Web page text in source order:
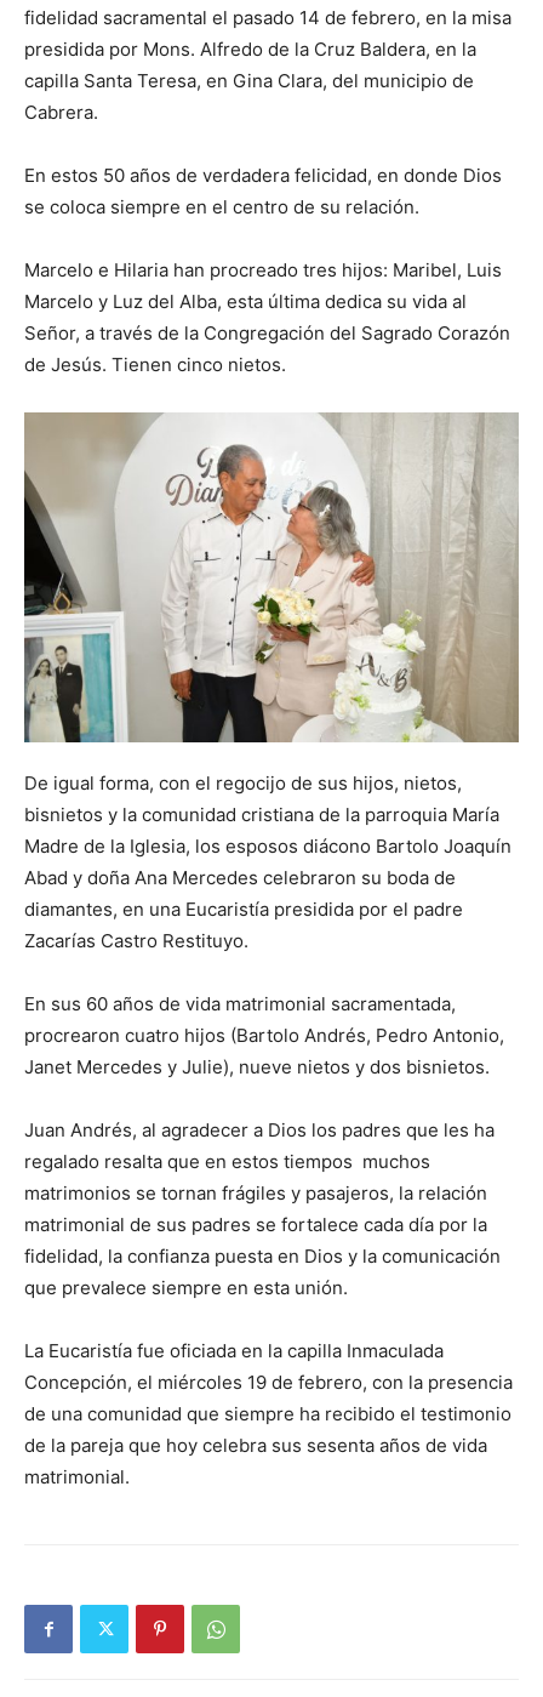
fidelidad sacramental el pasado 14 de febrero, en la misa
presidida por Mons. Alfredo de la Cruz Baldera, en la
capilla Santa Teresa, en Gina Clara, del municipio de
Cabrera.
En estos 50 años de verdadera felicidad, en donde Dios
se coloca siempre en el centro de su relación.
Marcelo e Hilaria han procreado tres hijos: Maribel, Luis
Marcelo y Luz del Alba, esta última dedica su vida al
Señor, a través de la Congregación del Sagrado Corazón
de Jesús. Tienen cinco nietos.
De igual forma, con el regocijo de sus hijos, nietos,
bisnietos y la comunidad cristiana de la parroquia María
Madre de la Iglesia, los esposos diácono Bartolo Joaquín
Abad y doña Ana Mercedes celebraron su boda de
diamantes, en una Eucaristía presidida por el padre
Zacarías Castro Restituyo.
En sus 60 años de vida matrimonial sacramentada,
procrearon cuatro hijos (Bartolo Andrés, Pedro Antonio,
Janet Mercedes y Julie), nueve nietos y dos bisnietos.
Juan Andrés, al agradecer a Dios los padres que les ha
regalado resalta que en estos tiempos muchos
matrimonios se tornan frágiles y pasajeros, la relación
matrimonial de sus padres se fortalece cada día por la
fidelidad, la confianza puesta en Dios y la comunicación
que prevalece siempre en esta unión.
La Eucaristía fue oficiada en la capilla Inmaculada
Concepción, el miércoles 19 de febrero, con la presencia
de una comunidad que siempre ha recibido el testimonio
de la pareja que hoy celebra sus sesenta años de vida
matrimonial.